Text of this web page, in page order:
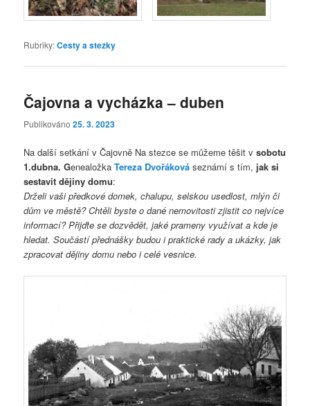
Rubriky:Cesty a stezky
Čajovna a vycházka – duben
Publikováno25. 3. 2023
Na další setkání v Čajovně Na stezce se můžeme těšit vsobotu
1.dubna. GenealožkaTereza Dvořáková seznámí s tím, jak si
sestavit dějiny domu:
Drželi vaši předkové domek, chalupu, selskou usedlost, mlýn či
dům ve městě? Chtěli byste o dané nemovitosti zjistit co nejvíce
informací? Přijďte se dozvědět, jaké prameny využívat a kde je
hledat. Součástí přednášky budou i praktické rady a ukázky, jak
zpracovat dějiny domu nebo i celé vesnice.